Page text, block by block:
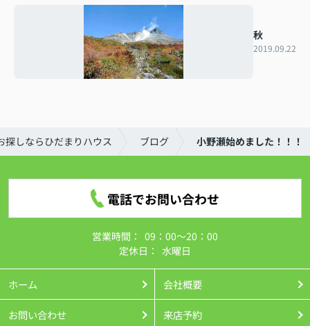
秋
2019.09.22
探しならひだまりハウス ブログ 小野瀬始めました！！！
電話でお問い合わせ
営業時間： 09：00～20：00
定休日： 水曜日
ホーム 会社概要
お問い合わせ 来店予約